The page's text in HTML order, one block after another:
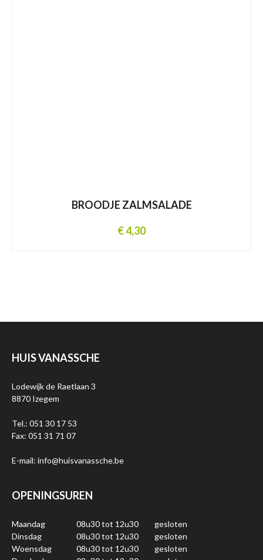
BROODJE ZALMSALADE
€ 4,30
HUIS VANASSCHE
Lodewijk de Raetlaan 3
8870 Izegem
Tel.: 051 30 17 53
Fax: 051 31 71 07
E-mail: info@huisvanassche.be
OPENINGSUREN
Maandag 08u30 tot 12u30
gesloten
Dinsdag
08u30 tot 12u30
gesloten
Woensdag
08u30 tot 12u30
gesloten